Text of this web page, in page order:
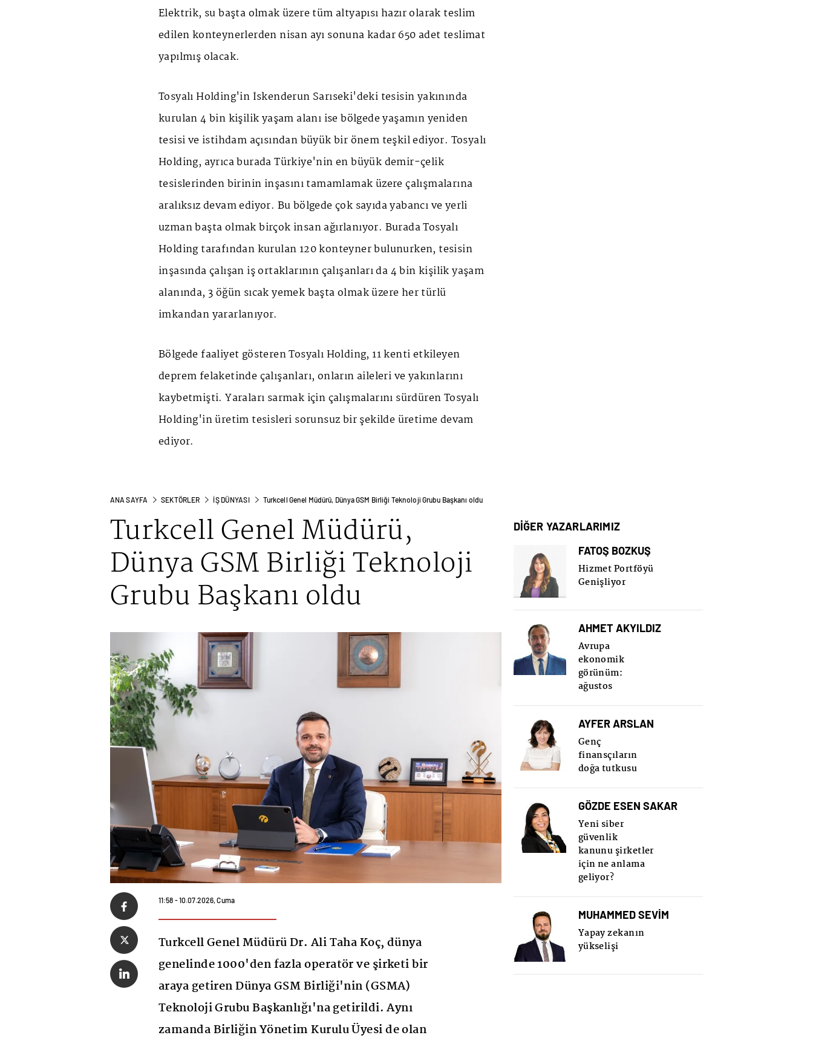
Elektrik, su başta olmak üzere tüm altyapısı hazır olarak teslim
edilen konteynerlerden nisan ayı sonuna kadar 650 adet teslimat
yapılmış olacak.
Tosyalı Holding'in İskenderun Sarıseki'deki tesisin yakınında
kurulan 4 bin kişilik yaşam alanı ise bölgede yaşamın yeniden
tesisi ve istihdam açısından büyük bir önem teşkil ediyor. Tosyalı
Holding, ayrıca burada Türkiye'nin en büyük demir-çelik
tesislerinden birinin inşasını tamamlamak üzere çalışmalarına
aralıksız devam ediyor. Bu bölgede çok sayıda yabancı ve yerli
uzman başta olmak birçok insan ağırlanıyor. Burada Tosyalı
Holding tarafından kurulan 120 konteyner bulunurken, tesisin
inşasında çalışan iş ortaklarının çalışanları da 4 bin kişilik yaşam
alanında, 3 öğün sıcak yemek başta olmak üzere her türlü
imkandan yararlanıyor.
Bölgede faaliyet gösteren Tosyalı Holding, 11 kenti etkileyen
deprem felaketinde çalışanları, onların aileleri ve yakınlarını
kaybetmişti. Yaraları sarmak için çalışmalarını sürdüren Tosyalı
Holding'in üretim tesisleri sorunsuz bir şekilde üretime devam
ediyor.
ANA SAYFA SEKTÖRLER İŞ DÜNYASI Turkcell Genel Müdürü, Dünya GSM Birliği Teknoloji Grubu Başkanı oldu
Turkcell Genel Müdürü,
Dünya GSM Birliği Teknoloji
Grubu Başkanı oldu
11:58 - 10.07.2026, Cuma
Turkcell Genel Müdürü Dr. Ali Taha Koç, dünya
genelinde 1000'den fazla operatör ve şirketi bir
araya getiren Dünya GSM Birliği'nin (GSMA)
Teknoloji Grubu Başkanlığı'na getirildi. Aynı
zamanda Birliğin Yönetim Kurulu Üyesi de olan
DİĞER YAZARLARIMIZ
FATOŞ BOZKUŞ
Hizmet Portföyü
Genişliyor
AHMET AKYILDIZ
Avrupa
ekonomik
görünüm:
ağustos
AYFER ARSLAN
Genç
finansçıların
doğa tutkusu
GÖZDE ESEN SAKAR
Yeni siber
güvenlik
kanunu şirketler
için ne anlama
geliyor?
MUHAMMED SEVİM
Yapay zekanın
yükselişi